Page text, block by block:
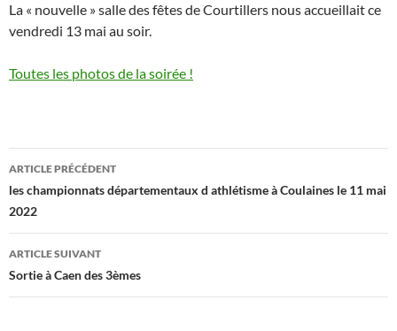
La « nouvelle » salle des fêtes de Courtillers nous accueillait ce
vendredi 13 mai au soir.
Toutes les photos de la soirée !
Navigation
des
articles
ARTICLE PRÉCÉDENT
les championnats départementaux d athlétisme à Coulaines le 11 mai
2022
ARTICLE SUIVANT
Sortie à Caen des 3èmes